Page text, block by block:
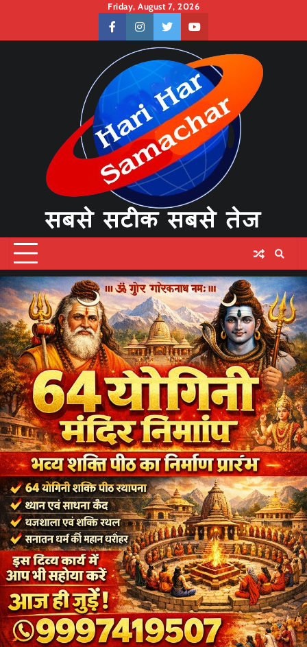
content
Friday, August 7, 2026
facebookinstagramtwitteryoutube